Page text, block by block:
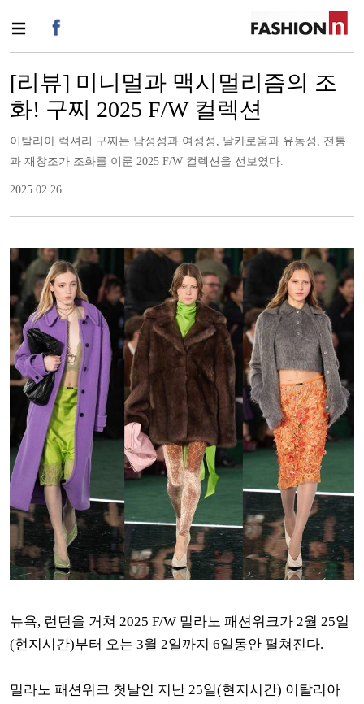
[리뷰] 미니멀과 맥시멀리즘의 조
화! 구찌 2025 F/W 컬렉션
이탈리아 럭셔리 구찌는 남성성과 여성성, 날카로움과 유동성, 전통
과 재창조가 조화를 이룬 2025 F/W 컬렉션을 선보였다.
2025.02.26
뉴욕, 런던을 거쳐 2025 F/W 밀라노 패션위크가 2월 25일
(현지시간)부터 오는 3월 2일까지 6일동안 펼쳐진다.
밀라노 패션위크 첫날인 지난 25일(현지시간) 이탈리아